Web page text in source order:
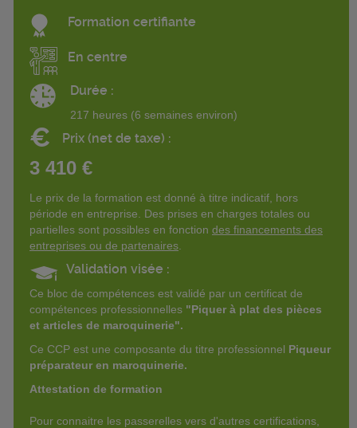
Formation certifiante
En centre
Durée :
217 heures (6 semaines environ)
€ Prix (net de taxe) :
3 410 €
Le prix de la formation est donné à titre indicatif, hors
période en entreprise. Des prises en charges totales ou
partielles sont possibles en fonction des financements des
entreprises ou de partenaires
Validation visée :
Ce bloc de compétences est validé par un certificat de
compétences professionnelles "Piquer à plat des pièces
et articles de maroquinerie".
Ce CCP est une composante du titre professionnel Piqueur
préparateur en maroquinerie.
Attestation de formation
Pour connaitre les passerelles vers d'autres certifications,